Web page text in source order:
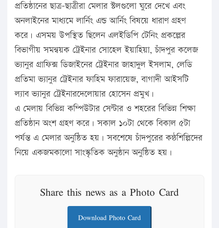
প্রতিষ্ঠানের ছাত্র-ছাত্রীরা মেলার স্টলগুলো ঘুরে দেখে এবং
অনলাইনের মাধ্যমে লার্নিং এন্ড আর্নিং বিষয়ে ধারাণ গ্রহণ
করে। এসময় উপস্থিত ছিলেন এলইডিপি টেনিং প্রকল্পের
বিভাগীয় সমন্বয়ক ট্রেইনার সোহেল ইয়াহিয়া, চাঁদপুর কলেজ
ভ্যানুর গ্রাফিক্স ডিজাইনের ট্রেইনার জাহাদুল ইসলাম, লেডি
প্রতিমা ভ্যানুর ট্রেইনার ফাহিম ফারায়েজ, বাগাদী আইসটি
ল্যাব ভ্যানুর ট্রেইনারদেলোয়ার হোসেন প্রমুখ।
এ মেলায় বিভিন্ন কম্পিউটার সেন্টার ও শহরের বিভিন্ন শিক্ষা
প্রতিষ্ঠান অংশ গ্রহণ করে। সকাল ১০টা থেকে বিকাল ৫টা
পর্যন্ত এ মেলার অনুষ্ঠিত হয়। সবশেষে চাঁদপুরের কন্ঠশিল্পিদের
নিয়ে একজমকালো সাংস্কৃতিক অনুষ্ঠান অনুষ্ঠিত হয়।
Share this news as a Photo Card
Download Photo Card